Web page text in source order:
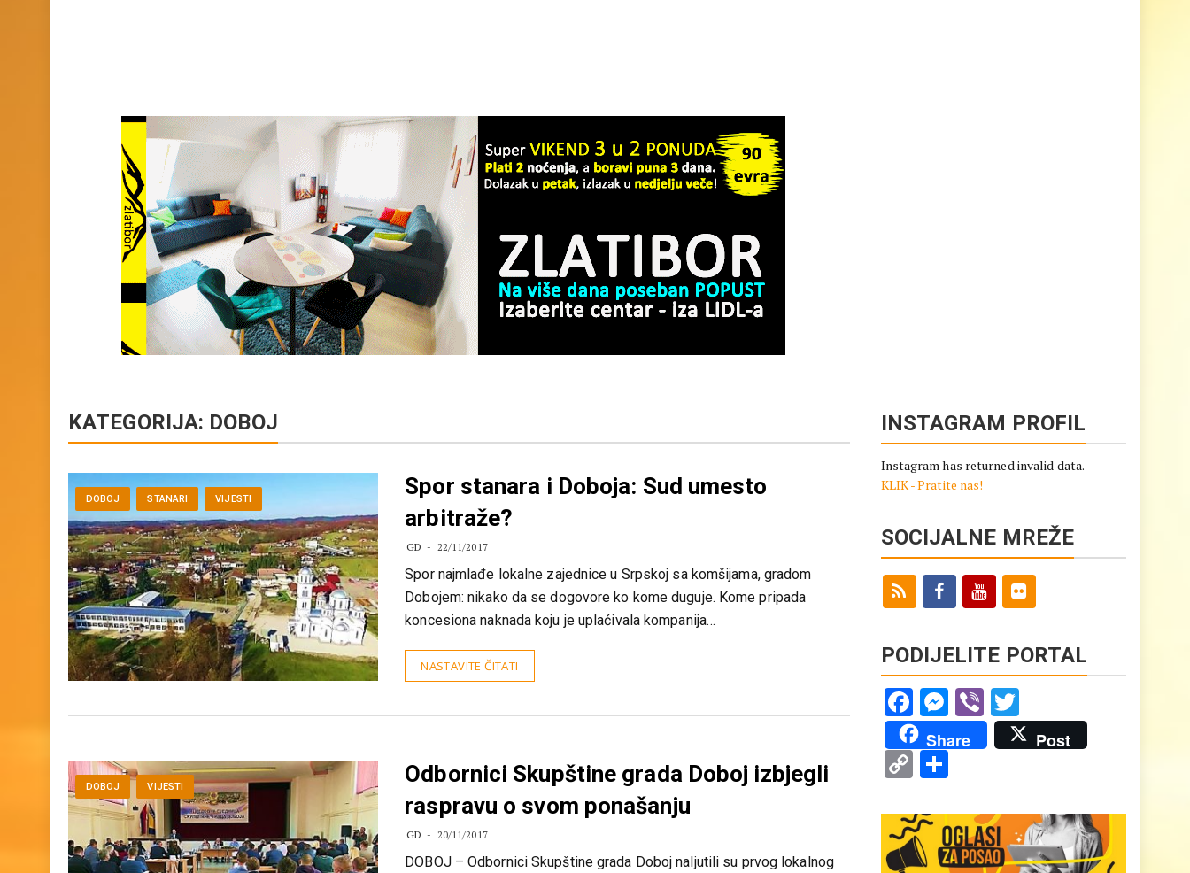
DOBOJ STANARI VIJESTI
Spor stanara i Doboja: Sud umesto
arbitraže?
GD 22/11/2017
Spor najmlađe lokalne zajednice u Srpskoj sa komšijama, gradom
Dobojem: nikako da se dogovore ko kome duguje. Kome pripada
koncesiona naknada koju je uplaćivala kompanija…
DOBOJ VIJESTI
Odbornici Skupštine grada Doboj izbjegli
raspravu o svom ponašanju
GD 20/11/2017
INSTAGRAM PROFIL
SOCIJALNE MREŽE
PODIJELITE PORTAL
Facebook
Messenger
ViberTwitter
Share
Link